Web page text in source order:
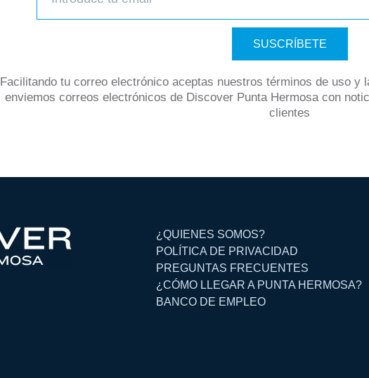
SUSCRÍBETE
Facilitando tu correo electrónico aceptas nuestros términos de uso y
enviemos correos electrónicos de Discover Punta Hermosa con
clientes
¿QUIENES SOMOS?
POLÍTICA DE PRIVACIDAD
PREGUNTAS FRECUENTES
¿CÓMO LLEGAR A PUNTA HERMOSA?
BANCO DE EMPLEO